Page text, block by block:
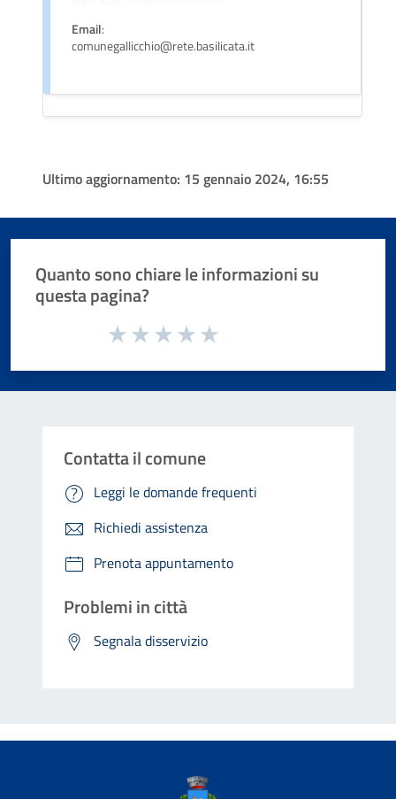
Email:
comunegallicchio@rete.basilicata.it
Ultimo aggiornamento: 15 gennaio 2024, 16:55
Quanto sono chiare le informazioni su
questa pagina?
Valuta da 1 a 5 stelle la pagina
Contatta il comune
Leggi le domande frequenti
Richiedi assistenza
Prenota appuntamento
Problemi in città
Segnala disservizio